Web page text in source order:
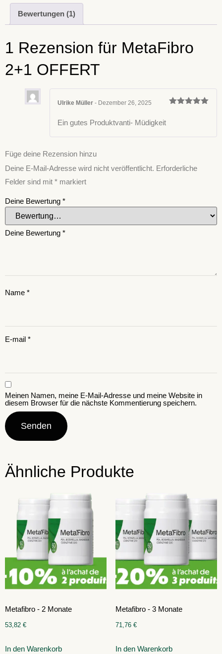
Bewertungen (1)
1 Rezension für MetaFibro
2+1 OFFERT
Ulrike Müller - Dezember 26, 2025
Ein gutes Produktvanti- Müdigkeit
Füge deine Rezension hinzu
Deine E-Mail-Adresse wird nicht veröffentlicht. Erforderliche
Felder sind mit * markiert
Deine Bewertung *
Deine Bewertung *
Name *
E-mail *
Meinen Namen, meine E-Mail-Adresse und meine Website in
diesem Browser für die nächste Kommentierung speichern.
Ähnliche Produkte
Metafibro - 2 Monate
53,82 €
In den Warenkorb
Metafibro - 3 Monate
71,76 €
In den Warenkorb